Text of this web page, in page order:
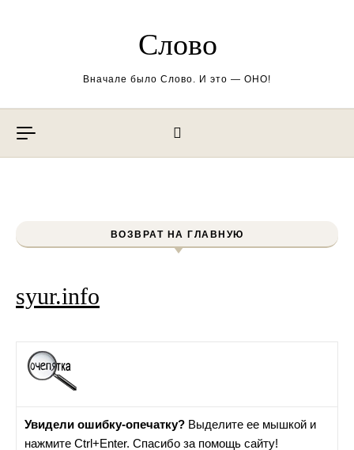
Слово
Вначале было Слово. И это — ОНО!
ВОЗВРАТ НА ГЛАВНУЮ
syur.info
Увидели ошибку-опечатку? Выделите ее мышкой и
нажмите Ctrl+Enter. Спасибо за помощь сайту!